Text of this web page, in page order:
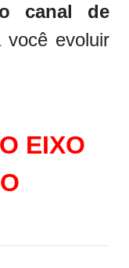
canal de
você evoluir
EIXO